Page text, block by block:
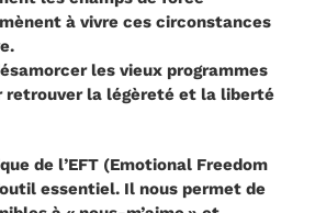
à vivre ces circonstances
les vieux programmes
retrouver la légèreté et la liberté
de l’EFT (Emotional Freedom
essentiel. ​Il nous permet de